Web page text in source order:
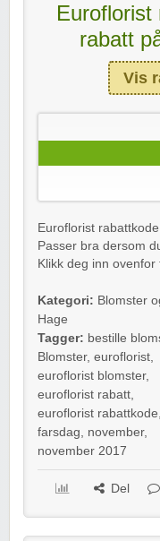
Euroflorist
rabatt
Vis
Euroflorist
Passer bra dersom
Klikk deg inn
Kategori: Blomster
Hage
Tagger: bestille
Blomster, euroflorist,
euroflorist blomster,
euroflorist rabatt,
euroflorist rabattkode,
farsdag, november,
november 2017
Del